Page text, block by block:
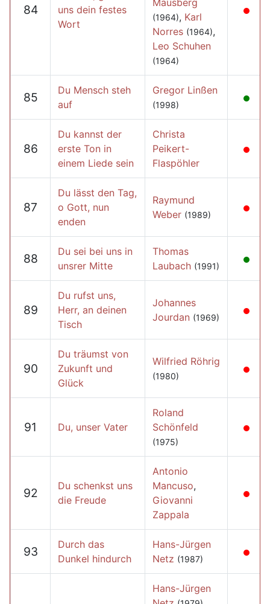
84
uns dein festes
Wort
Mausberg
(1964), Karl
Norres (1964),
Leo Schuhen
(1964)
85
Du Mensch steh
auf
Gregor Linßen
(1998)
86
Du kannst der
erste Ton in
einem Liede sein
Christa
Peikert-
Flaspöhler
87
Du lässt den Tag,
o Gott, nun
enden
Raymund
Weber (1989)
88
Du sei bei uns in
unsrer Mitte
Thomas
Laubach (1991)
89
Du rufst uns,
Herr, an deinen
Tisch
Johannes
Jourdan (1969)
90
Du träumst von
Zukunft und
Glück
Wilfried Röhrig
(1980)
91 Du, unser Vater
Roland
Schönfeld
(1975)
92
Du schenkst uns
die Freude
Antonio
Mancuso,
Giovanni
Zappala
93
Durch das
Dunkel hindurch
Hans-Jürgen
Netz (1987)
Hans-Jürgen